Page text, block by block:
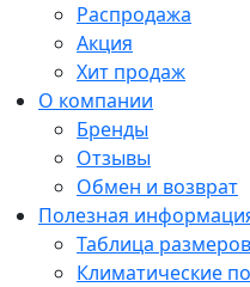
Распродажа
Акция
Хит продаж
О компании
Бренды
Отзывы
Обмен и возврат
Полезная
Таблица размеров
Климатические